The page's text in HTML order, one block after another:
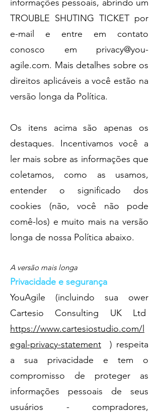
informações pessoais, abrindo um
TROUBLE SHUTING TICKET por
e-mail e entre em contato
conosco em privacy@you-
agile.com. Mais detalhes sobre os
direitos aplicáveis a você estão na
versão longa da Política.
Os itens acima são apenas os
destaques. Incentivamos você a
ler mais sobre as informações que
coletamos, como as usamos,
entender o significado dos
cookies (não, você não pode
comê-los) e muito mais na versão
longa de nossa Política abaixo.
A versão mais longa
Privacidade e segurança
YouAgile (incluindo sua ower
Cartesio Consulting UK Ltd
https://www.cartesiostudio.com/l
egal-privacy-statement ) respeita
a sua privacidade e tem o
compromisso de proteger as
informações pessoais de seus
usuários - compradores,